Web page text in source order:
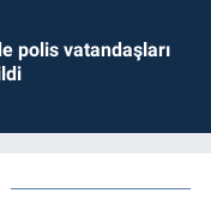
polis vatandaşları